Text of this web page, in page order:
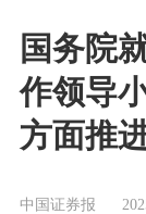
国务院
作领导
方面推
中国证券报